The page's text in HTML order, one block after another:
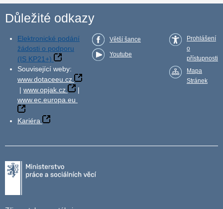
Důležité odkazy
Elektronické podání
žádosti o podporu
(IS KP21+)
Související weby:
www.dotaceeu.cz
| www.opjak.cz
|
www.ec.europa.eu
Kariéra
Větší šance
Youtube
Prohlášení
o
přístupnosti
Mapa
Stránek